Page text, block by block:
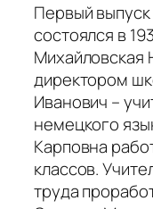
Первый
состоялся в
Михайловская
директором
Иванович –
немецкого
Карповна
классов.
труда